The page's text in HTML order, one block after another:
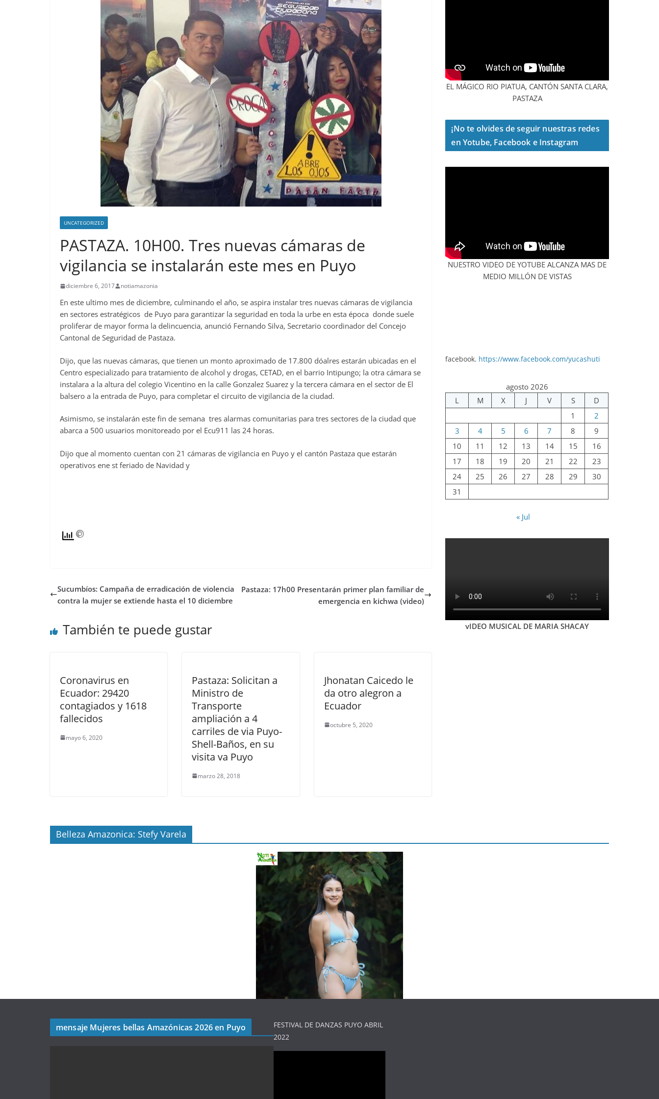
UNCATEGORIZED
PASTAZA. 10H00. Tres nuevas cámaras de
vigilancia se instalarán este mes en Puyo
diciembre 6, 2017 notiamazonia
En este ultimo mes de diciembre, culminando el año, se aspira instalar tres nuevas cámaras de vigilancia
en sectores estratégicos de Puyo para garantizar la seguridad en toda la urbe en esta época donde suele
proliferar de mayor forma la delincuencia, anunció Fernando Silva, Secretario coordinador del Concejo
Cantonal de Seguridad de Pastaza.
Dijo, que las nuevas cámaras, que tienen un monto aproximado de 17.800 dóalres estarán ubicadas en el
Centro especializado para tratamiento de alcohol y drogas, CETAD, en el barrio Intipungo; la otra cámara se
instalara a la altura del colegio Vicentino en la calle Gonzalez Suarez y la tercera cámara en el sector de El
balsero a la entrada de Puyo, para completar el circuito de vigilancia de la ciudad.
Asimismo, se instalarán este fin de semana tres alarmas comunitarias para tres sectores de la ciudad que
abarca a 500 usuarios monitoreado por el Ecu911 las 24 horas.
Dijo que al momento cuentan con 21 cámaras de vigilancia en Puyo y el cantón Pastaza que estarán
operativos ene st feriado de Navidad y
Sucumbíos: Campaña de erradicación de violencia
contra la mujer se extiende hasta el 10 diciembre
Pastaza: 17h00 Presentarán primer plan familiar de
emergencia en kichwa (video)
También te puede gustar
Coronavirus en
Ecuador: 29420
contagiados y 1618
fallecidos
mayo 6, 2020
Pastaza: Solicitan a
Ministro de
Transporte
ampliación a 4
carriles de via Puyo-
Shell-Baños, en su
visita va Puyo
marzo 28, 2018
Jhonatan Caicedo le
da otro alegron a
Ecuador
octubre 5, 2020
EL MÁGICO RIO PIATUA, CANTÓN SANTA CLARA,
PASTAZA
¡No te olvides de seguir nuestras redes
en Yotube, Facebook e Instagram
NUESTRO VIDEO DE YOTUBE ALCANZA MAS DE
MEDIO MILLÓN DE VISTAS
facebook. https://www.facebook.com/yucashuti
agosto 2026
L
M X J V S
D
1
2
3
4 5 6 7 8
9
10
11 12 13 14 15
16
17
18 19 20 21 22
23
24
25 26 27 28 29
30
31
« Jul
vIDEO MUSICAL DE MARIA SHACAY
Belleza Amazonica: Stefy Varela
mensaje Mujeres bellas Amazónicas 2026 en Puyo
FESTIVAL DE DANZAS PUYO ABRIL
2022